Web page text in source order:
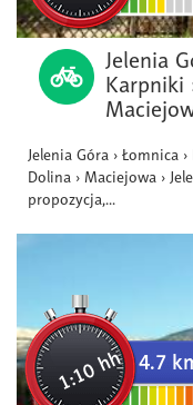
Jelenia
Karpniki
Jelenia Góra › Łomnica
Dolina › Maciejowa ›
propozycja,...
1:10 hh 4.7